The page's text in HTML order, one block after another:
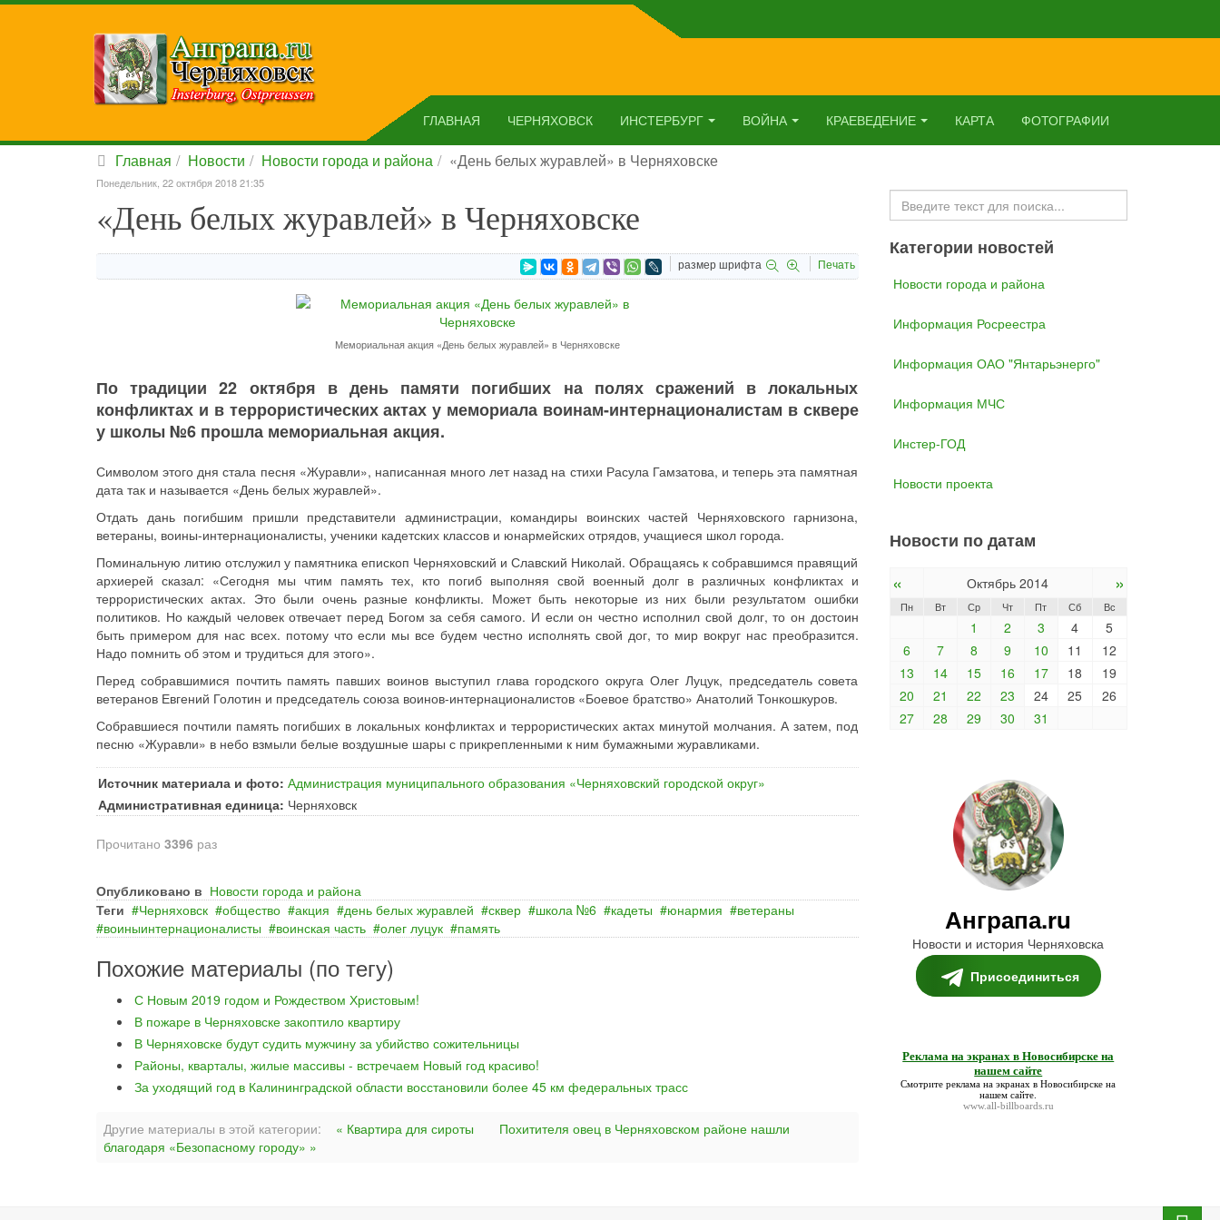
ГЛАВНАЯ ЧЕРНЯХОВСК ИНСТЕРБУРГ ВОЙНА КРАЕВЕДЕНИЕ КАРТА ФОТОГРАФИИ
Главная Новости Новости города и района «День белых журавлей» в Черняховске
Понедельник, 22 октября 2018 21:35
«День белых журавлей» в Черняховске
размер шрифта Печать
Мемориальная акция «День белых журавлей» в Черняховске
По традиции 22 октября в день памяти погибших на полях сражений в локальных
конфликтах и в террористических актах у мемориала воинам-интернационалистам в сквере
у школы №6 прошла мемориальная акция.
Символом этого дня стала песня «Журавли», написанная много лет назад на стихи Расула Гамзатова, и теперь эта памятная
дата так и называется «День белых журавлей».
Отдать дань погибшим пришли представители администрации, командиры воинских частей Черняховского гарнизона,
ветераны, воины-интернационалисты, ученики кадетских классов и юнармейских отрядов, учащиеся школ города.
Поминальную литию отслужил у памятника епископ Черняховский и Славский Николай. Обращаясь к собравшимся правящий
архиерей сказал: «Сегодня мы чтим память тех, кто погиб выполняя свой военный долг в различных конфликтах и
террористических актах. Это были очень разные конфликты. Может быть некоторые из них были результатом ошибки
политиков. Но каждый человек отвечает перед Богом за себя самого. И если он честно исполнил свой долг, то он достоин
быть примером для нас всех. потому что если мы все будем честно исполнять свой дог, то мир вокруг нас преобразится.
Надо помнить об этом и трудиться для этого».
Перед собравшимися почтить память павших воинов выступил глава городского округа Олег Луцук, председатель совета
ветеранов Евгений Голотин и председатель союза воинов-интернационалистов «Боевое братство» Анатолий Тонкошкуров.
Собравшиеся почтили память погибших в локальных конфликтах и террористических актах минутой молчания. А затем, под
песню «Журавли» в небо взмыли белые воздушные шары с прикрепленными к ним бумажными журавликами.
Источник материала и фото: Администрация муниципального образования «Черняховский городской округ»
Административная единица: Черняховск
Прочитано 3396 раз
Опубликовано в Новости города и района
Теги
Черняховск общество акция день белых журавлей сквер школа №6 кадеты юнармия
ветераны
воиныинтернационалисты
воинская часть олег луцук память
Похожие материалы (по тегу)
С Новым 2019 годом и Рождеством Христовым!
В пожаре в Черняховске закоптило квартиру
В Черняховске будут судить мужчину за убийство сожительницы
Районы, кварталы, жилые массивы - встречаем Новый год красиво!
За уходящий год в Калининградской области восстановили более 45 км федеральных трасс
Другие материалы в этой категории: « Квартира для сироты
Похитителя овец в Черняховском районе нашли
благодаря «Безопасному городу» »
Искать...
Категории новостей
Новости города и района
Информация Росреестра
Информация ОАО "Янтарьэнерго"
Информация МЧС
Инстер-ГОД
Новости проекта
Новости по датам
« Октябрь 2014 »
Пн Вт Ср Чт Пт Сб Вс
1 2 3 4
5
6
7 8 9 10 11
12
13
14 15 16 17 18
19
20
21 22 23 24 25
26
27
28 29 30 31
Анграпа.ru
Новости и история Черняховска
Присоединиться
Реклама на экранах в Новосибирске на
нашем сайте
Смотритереклама на экранах в Новосибирске на
нашем сайте
www.all-billboards.ru